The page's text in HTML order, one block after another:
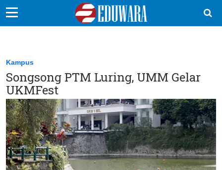
Sekolah Kita
Vokasi
Kampus
Idea
Sains
EduDana
Kampus
Songsong PTM Luring, UMM Gelar
UKMFest